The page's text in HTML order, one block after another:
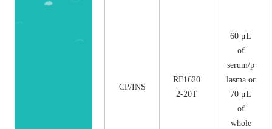
CP/INS
RF1620
2-20T
60 μL
of
serum/p
lasma or
70 μL
of
whole